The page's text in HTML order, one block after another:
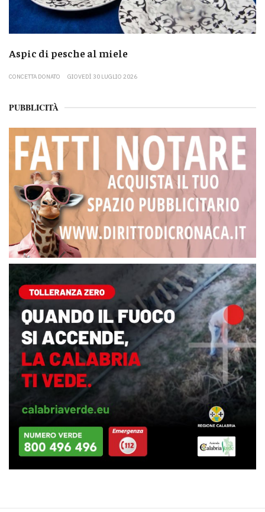
Aspic di pesche al miele
CONCETTA DONATO GIOVEDÌ 30 LUGLIO 2026
PUBBLICITÀ